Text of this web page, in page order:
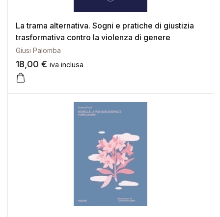
La trama alternativa. Sogni e pratiche di giustizia
trasformativa contro la violenza di genere
Giusi Palomba
18,00 € iva inclusa